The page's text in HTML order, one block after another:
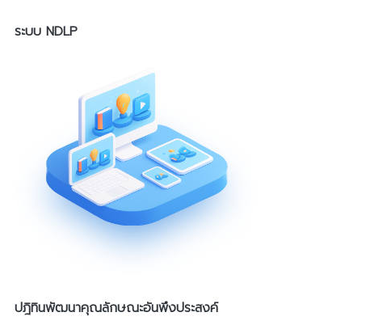
ระบบ NDLP
ปฎิทินพัฒนาคุณลักษณะอันพึงประสงค์